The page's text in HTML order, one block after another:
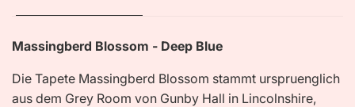
Massingberd Blossom - Deep Blue
Die Tapete Massingberd Blossom stammt urspruenglich
aus dem Grey Room von Gunby Hall in Lincolnshire,